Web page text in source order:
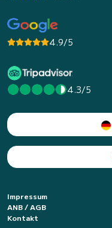
4.9/5
4.3/5
Impressum
ANB / AGB
Kontakt